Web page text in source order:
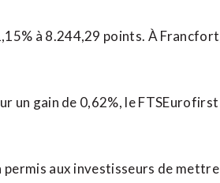
à 8.244,29 points. À
un gain de 0,62%, le
aux investisseurs de